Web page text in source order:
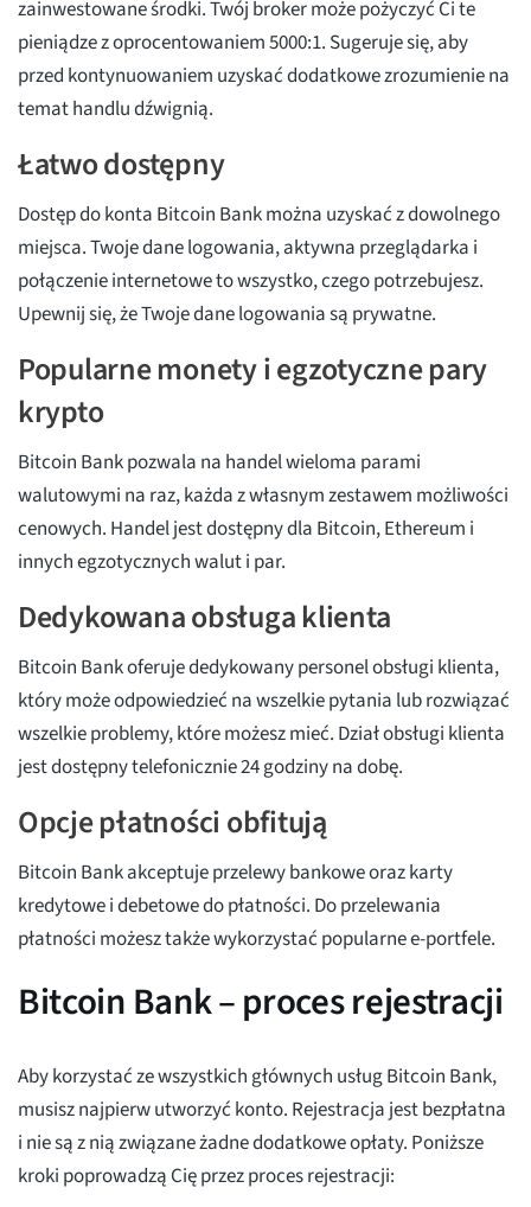
zainwestowane środki. Twój broker może pożyczyć Ci te
pieniądze z oprocentowaniem 5000:1. Sugeruje się, aby
przed kontynuowaniem uzyskać dodatkowe zrozumienie na
temat handlu dźwignią.
Łatwo dostępny
Dostęp do konta Bitcoin Bank można uzyskać z dowolnego
miejsca. Twoje dane logowania, aktywna przeglądarka i
połączenie internetowe to wszystko, czego potrzebujesz.
Upewnij się, że Twoje dane logowania są prywatne.
Popularne monety i egzotyczne pary
krypto
Bitcoin Bank pozwala na handel wieloma parami
walutowymi na raz, każda z własnym zestawem możliwości
cenowych. Handel jest dostępny dla Bitcoin, Ethereum i
innych egzotycznych walut i par.
Dedykowana obsługa klienta
Bitcoin Bank oferuje dedykowany personel obsługi klienta,
który może odpowiedzieć na wszelkie pytania lub rozwiązać
wszelkie problemy, które możesz mieć. Dział obsługi klienta
jest dostępny telefonicznie 24 godziny na dobę.
Opcje płatności obfitują
Bitcoin Bank akceptuje przelewy bankowe oraz karty
kredytowe i debetowe do płatności. Do przelewania
płatności możesz także wykorzystać popularne e-portfele.
Bitcoin Bank – proces rejestracji
Aby korzystać ze wszystkich głównych usług Bitcoin Bank,
musisz najpierw utworzyć konto. Rejestracja jest bezpłatna
i nie są z nią związane żadne dodatkowe opłaty. Poniższe
kroki poprowadzą Cię przez proces rejestracji: